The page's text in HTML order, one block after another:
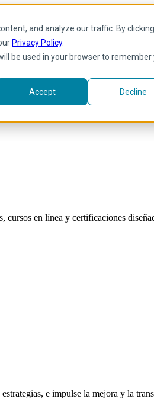
and analyze our traffic. By clicking
Privacy Policy.
be used in your browser to remember
Accept Decline
en línea y certificaciones
e impulse la mejora y la